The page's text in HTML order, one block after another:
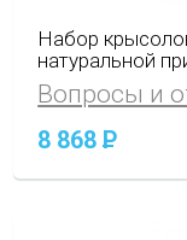
Набор
натуральной
Вопросы и
8 868P